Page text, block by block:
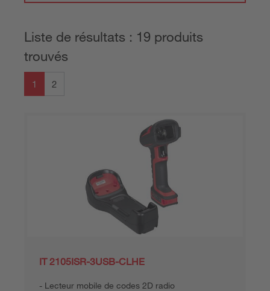
Liste de résultats : 19 produits
trouvés
1 2
IT 2105ISR-3USB-CLHE
Lecteur mobile de codes 2D radio